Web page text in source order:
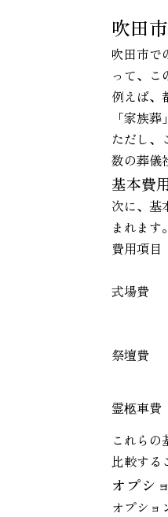
吹田
吹田市で
って、こ
例えば、
「家族
ただし、
数の葬儀
基本費
次に、基
まれます。
費用項目
式場費
祭壇費
霊柩車費
これら
比較する
オプシ
オプショ